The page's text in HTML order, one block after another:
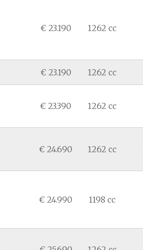
€ 23.190 1262 cc
€ 23.190 1262 cc
€ 23.390 1262 cc
€ 24.690 1262 cc
€ 24.990 1198 cc